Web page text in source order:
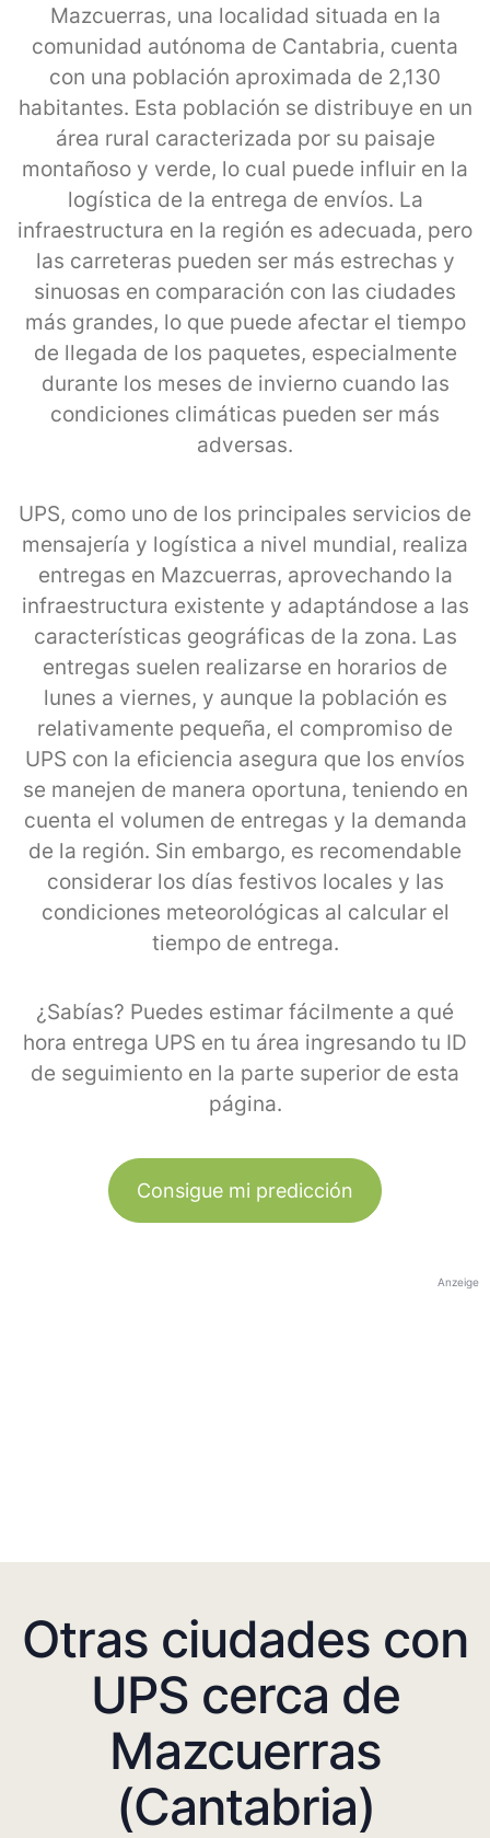
Mazcuerras, una localidad situada en la
comunidad autónoma de Cantabria, cuenta
con una población aproximada de 2,130
habitantes. Esta población se distribuye en un
área rural caracterizada por su paisaje
montañoso y verde, lo cual puede influir en la
logística de la entrega de envíos. La
infraestructura en la región es adecuada, pero
las carreteras pueden ser más estrechas y
sinuosas en comparación con las ciudades
más grandes, lo que puede afectar el tiempo
de llegada de los paquetes, especialmente
durante los meses de invierno cuando las
condiciones climáticas pueden ser más
adversas.
UPS, como uno de los principales servicios de
mensajería y logística a nivel mundial, realiza
entregas en Mazcuerras, aprovechando la
infraestructura existente y adaptándose a las
características geográficas de la zona. Las
entregas suelen realizarse en horarios de
lunes a viernes, y aunque la población es
relativamente pequeña, el compromiso de
UPS con la eficiencia asegura que los envíos
se manejen de manera oportuna, teniendo en
cuenta el volumen de entregas y la demanda
de la región. Sin embargo, es recomendable
considerar los días festivos locales y las
condiciones meteorológicas al calcular el
tiempo de entrega.
¿Sabías? Puedes estimar fácilmente a qué
hora entrega UPS en tu área ingresando tu ID
de seguimiento en la parte superior de esta
página.
Consigue mi predicción
Anzeige
Otras ciudades con
UPS cerca de
Mazcuerras
(Cantabria)